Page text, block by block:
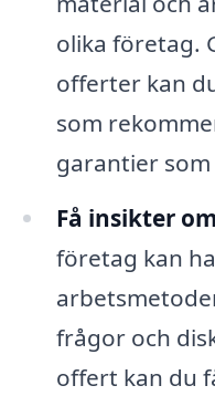
olika företag.
offerter kan
som
garantier
Få insikter
företag kan
frågor och
offert kan du